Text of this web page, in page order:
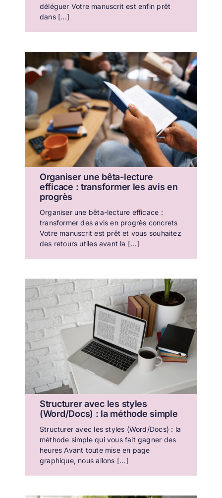
déléguer Votre manuscrit est enfin prêt
dans [...]
Organiser une bêta-lecture
efficace : transformer les avis en
progrès
Organiser une bêta-lecture efficace :
transformer des avis en progrès concrets
Votre manuscrit est prêt et vous souhaitez
des retours utiles avant la [...]
Structurer avec les styles
(Word/Docs) : la méthode simple
Structurer avec les styles (Word/Docs) : la
méthode simple qui vous fait gagner des
heures Avant toute mise en page
graphique, nous allons [...]